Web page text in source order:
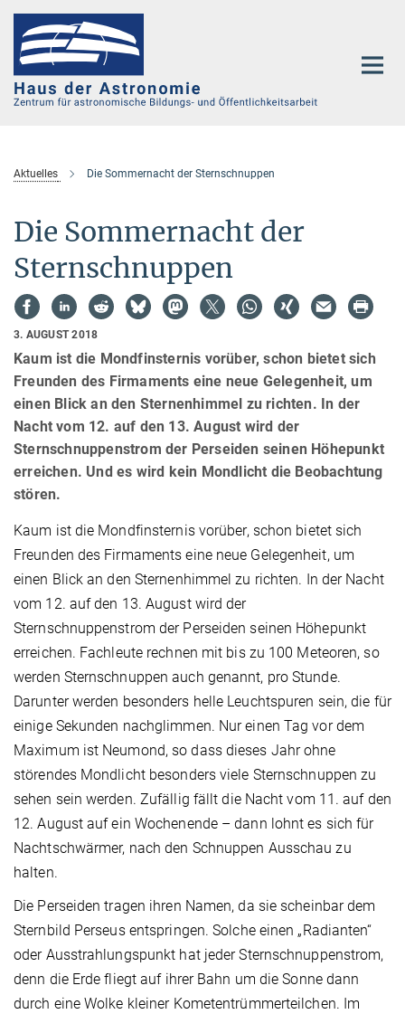
Hauptinhalt
Aktuelles Die Sommernacht der Sternschnuppen
Die Sommernacht der
Sternschnuppen
3. AUGUST 2018
Kaum ist die Mondfinsternis vorüber, schon bietet sich
Freunden des Firmaments eine neue Gelegenheit, um
einen Blick an den Sternenhimmel zu richten. In der
Nacht vom 12. auf den 13. August wird der
Sternschnuppenstrom der Perseiden seinen Höhepunkt
erreichen. Und es wird kein Mondlicht die Beobachtung
stören.
Kaum ist die Mondfinsternis vorüber, schon bietet sich
Freunden des Firmaments eine neue Gelegenheit, um
einen Blick an den Sternenhimmel zu richten. In der Nacht
vom 12. auf den 13. August wird der
Sternschnuppenstrom der Perseiden seinen Höhepunkt
erreichen. Fachleute rechnen mit bis zu 100 Meteoren, so
werden Sternschnuppen auch genannt, pro Stunde.
Darunter werden besonders helle Leuchtspuren sein, die für
einige Sekunden nachglimmen. Nur einen Tag vor dem
Maximum ist Neumond, so dass dieses Jahr ohne
störendes Mondlicht besonders viele Sternschnuppen zu
sehen sein werden. Zufällig fällt die Nacht vom 11. auf den
12. August auf ein Wochenende – dann lohnt es sich für
Nachtschwärmer, nach den Schnuppen Ausschau zu
halten.
Die Perseiden tragen ihren Namen, da sie scheinbar dem
Sternbild Perseus entspringen. Solche einen „Radianten“
oder Ausstrahlungspunkt hat jeder Sternschnuppenstrom,
denn die Erde fliegt auf ihrer Bahn um die Sonne dann
durch eine Wolke kleiner Kometentrümmerteilchen. Im